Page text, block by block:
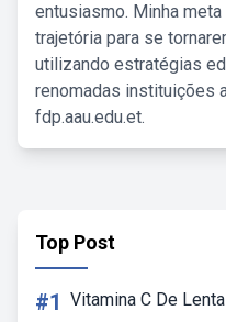
entusiasmo. Minha
trajetória para se
utilizando estratégias
renomadas instituições
fdp.aau.edu.et.
Top Post
#1 Vitamina C De